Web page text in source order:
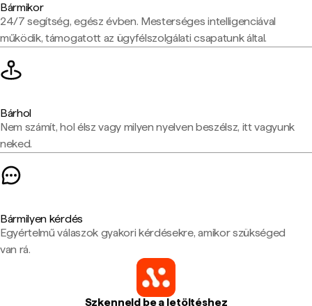
Bármikor
24/7 segítség, egész évben. Mesterséges intelligenciával
működik, támogatott az ügyfélszolgálati csapatunk által.
Bárhol
Nem számít, hol élsz vagy milyen nyelven beszélsz, itt vagyunk
neked.
Bármilyen kérdés
Egyértelmű válaszok gyakori kérdésekre, amikor szükséged
van rá.
Szkenneld be a letöltéshez